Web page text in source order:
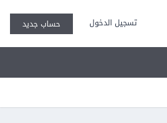
تسجيل الدخول حساب جديد